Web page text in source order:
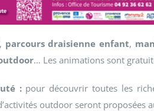
parcours draisienne enfant,
… Les animations sont
: pour découvrir toutes les
outdoor seront proposées